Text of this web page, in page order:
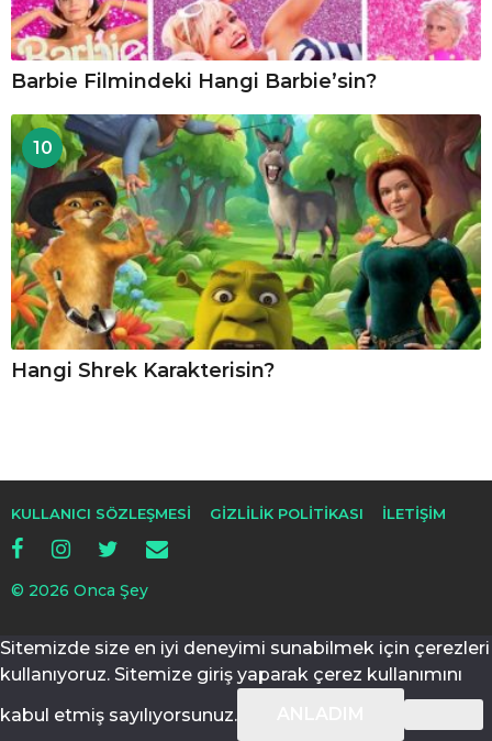
Barbie Filmindeki Hangi Barbie’sin?
10
Hangi Shrek Karakterisin?
KULLANICI SÖZLEŞMESI GIZLILIK POLITIKASI İLETIŞIM
© 2026 Onca Şey
Sitemizde size en iyi deneyimi sunabilmek için çerezleri
kullanıyoruz. Sitemize giriş yaparak çerez kullanımını
kabul etmiş sayılıyorsunuz.